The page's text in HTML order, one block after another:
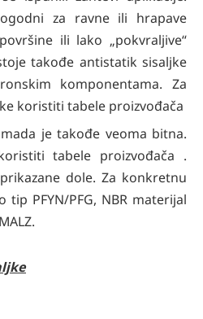
za ravne ili hrapave
ili lako „pokvraljive“
takođe antistatik sisaljke
komponentama. Za
koristiti tabele proizvođača
je takođe veoma bitna.
tabele proizvođača .
dole. Za konkretnu
PFYN/PFG, NBR materijal